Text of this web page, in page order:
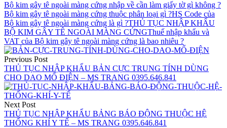
Bộ kim gây tê ngoài màng cứng nhập về cần làm giấy tờ gì không ?
Bộ kim gây tê ngoài màng cứng thuộc phân loại gì ?HS Code của
Bộ kim gây tê ngoài màng cứng là gì ?THỦ TỤC NHẬP KHẨU
BỘ KIM GÂY TÊ NGOÀI MÀNG CỨNGThuế nhập khẩu và
VAT của Bộ kim gây tê ngoài màng cứng là bao nhiêu ?
Điều
hướng
bài
viết
Previous Post
THỦ TỤC NHẬP KHẨU BẢN CỰC TRUNG TÍNH DÙNG
CHO DAO MỔ ĐIỆN – MS TRANG 0395.646.841
Next Post
THỦ TỤC NHẬP KHẨU BẢNG BÁO ĐỘNG THUỘC HỆ
THỐNG KHÍ Y TẾ – MS TRANG 0395.646.841